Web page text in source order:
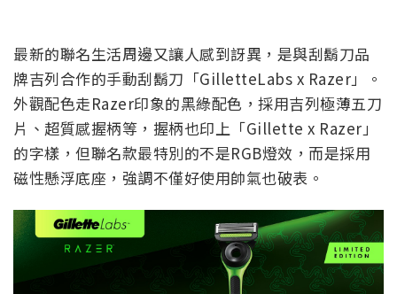
最新的聯名生活周邊又讓人感到訝異，是與刮鬍刀品
牌吉列合作的手動刮鬍刀「GilletteLabs x Razer」。
外觀配色走Razer印象的黑綠配色，採用吉列極薄五刀
片、超質感握柄等，握柄也印上「Gillette x Razer」
的字樣，但聯名款最特別的不是RGB燈效，而是採用
磁性懸浮底座，強調不僅好使用帥氣也破表。